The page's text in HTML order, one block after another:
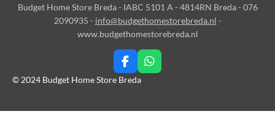
Budget Home Store Breda - IABC 5101 A - 4814RN Breda - 076
2090935 - info@budgethomestorebreda.nl -
www.budgethomestorebreda.nl
F
a
b
W
h
s
© 2024 Budget Home Store Breda